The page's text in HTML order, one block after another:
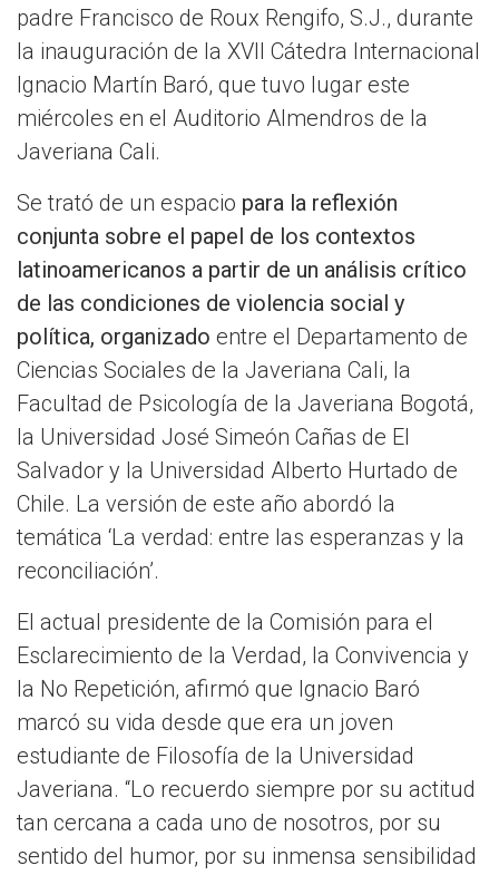
padre Francisco de Roux Rengifo, S.J., durante
la inauguración de la XVII Cátedra Internacional
Ignacio Martín Baró, que tuvo lugar este
miércoles en el Auditorio Almendros de la
Javeriana Cali.
Se trató de un espacio para la reflexión
conjunta sobre el papel de los contextos
latinoamericanos a partir de un análisis crítico
de las condiciones de violencia social y
política, organizado entre el Departamento de
Ciencias Sociales de la Javeriana Cali, la
Facultad de Psicología de la Javeriana Bogotá,
la Universidad José Simeón Cañas de El
Salvador y la Universidad Alberto Hurtado de
Chile. La versión de este año abordó la
temática ‘La verdad: entre las esperanzas y la
reconciliación’.
El actual presidente de la Comisión para el
Esclarecimiento de la Verdad, la Convivencia y
la No Repetición, afirmó que Ignacio Baró
marcó su vida desde que era un joven
estudiante de Filosofía de la Universidad
Javeriana. “Lo recuerdo siempre por su actitud
tan cercana a cada uno de nosotros, por su
sentido del humor, por su inmensa sensibilidad